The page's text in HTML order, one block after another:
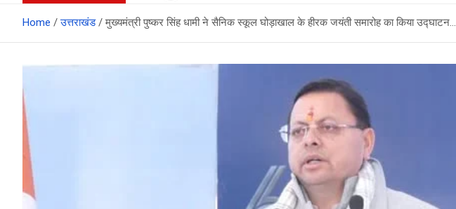
Home उत्तराखंड मुख्यमंत्री पुष्कर सिंह धामी ने सैनिक स्कूल घोड़ाखाल के हीरक जयंती समारोह का किया उद्घाटन…